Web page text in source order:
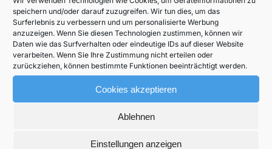
speichern und/oder darauf zuzugreifen. Wir tun dies, um das
Surferlebnis zu verbessern und um personalisierte Werbung
anzuzeigen. Wenn Sie diesen Technologien zustimmen, können wir
Daten wie das Surfverhalten oder eindeutige IDs auf dieser Website
verarbeiten. Wenn Sie Ihre Zustimmung nicht erteilen oder
zurückziehen, können bestimmte Funktionen beeinträchtigt werden.
Cookies akzeptieren
Ablehnen
Einstellungen anzeigen
Höchstständen von 2023 sind die Kreditzinsen
zwischenzeitlich gesunken, ziehen seit Anfang 2026
aber wieder leicht an (Stand 2026). Bei vielen alten
Krediten oder Hypotheken können Sie mit einer
Umschuldung massiv Geld einsparen. Das Wichtigste
Wohnbauförderung